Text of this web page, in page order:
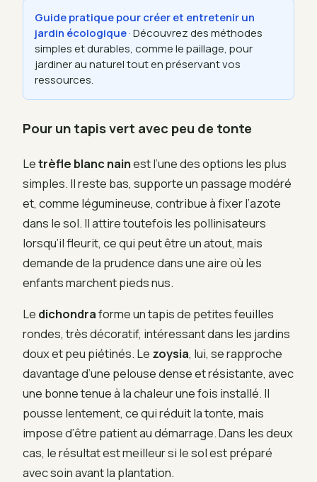
Guide pratique pour créer et entretenir un
jardin écologique· Découvrez des méthodes
simples et durables, comme le paillage, pour
jardiner au naturel tout en préservant vos
ressources.
Pour un tapis vert avec peu de tonte
Letrèfle blanc nainest l’une des options les plus
simples. Il reste bas, supporte un passage modéré
et, comme légumineuse, contribue à fixer l’azote
dans le sol. Il attire toutefois les pollinisateurs
lorsqu’il fleurit, ce qui peut être un atout, mais
demande de la prudence dans une aire où les
enfants marchent pieds nus.
Le dichondraforme un tapis de petites feuilles
rondes, très décoratif, intéressant dans les jardins
doux et peu piétinés. Le zoysia, lui, se rapproche
davantage d’une pelouse dense et résistante, avec
une bonne tenue à la chaleur une fois installé. Il
pousse lentement, ce qui réduit la tonte, mais
impose d’être patient au démarrage. Dans les deux
cas, le résultat est meilleur si le sol est préparé
avec soin avant la plantation.